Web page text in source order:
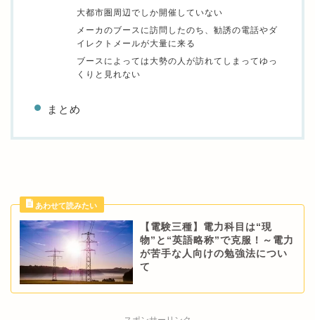
大都市圏周辺でしか開催していない
メーカのブースに訪問したのち、勧誘の電話やダ
イレクトメールが大量に来る
ブースによっては大勢の人が訪れてしまってゆっ
くりと見れない
まとめ
【電験三種】電力科目は“現
物”と“英語略称”で克服！～電力
が苦手な人向けの勉強法につい
て